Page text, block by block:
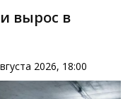
вырос в
2026, 18:00